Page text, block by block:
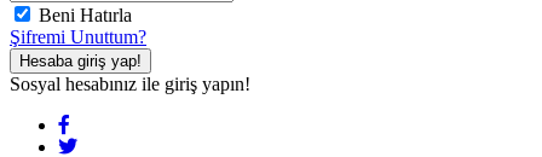
Beni Hatırla
Şifremi Unuttum?
Hesaba giriş yap!
Sosyal hesabınız ile giriş yapın!